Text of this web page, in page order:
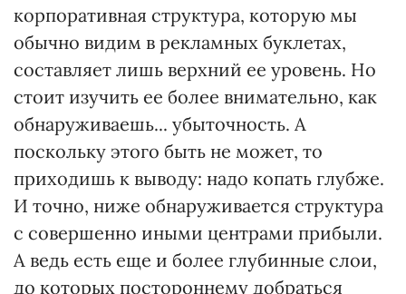
корпоративная структура, которую мы
обычно видим в рекламных буклетах,
составляет лишь верхний ее уровень. Но
стоит изучить ее более внимательно, как
обнаруживаешь... убыточность. А
поскольку этого быть не может, то
приходишь к выводу: надо копать глубже.
И точно, ниже обнаруживается структура
с совершенно иными центрами прибыли.
А ведь есть еще и более глубинные слои,
до которых постороннему добраться